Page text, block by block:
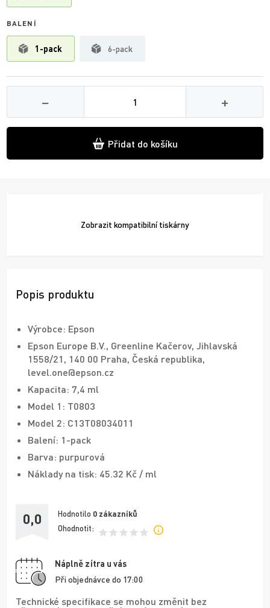
BALENÍ
1-pack 6-pack
−
Množství
+
Přidat do košíku
Zobrazit kompatibilní tiskárny
Popis produktu
Výrobce: Epson
Epson Europe B.V., Greenline Kačerov, Jihlavská
1558/21, 140 00 Praha, Česká republika,
level.one@epson.cz
Kapacita: 7,4 ml
Model 1: T0803
Model 2: C13T08034011
Balení: 1-pack
Barva: purpurová
Náklady na tisk: 45.32 Kč / ml
0,0 Hodnotilo 0 zákazníků
Ohodnotit:
Náplně zítra u vás
Při objednávce do 17:00
Technické specifikace se mohou změnit bez